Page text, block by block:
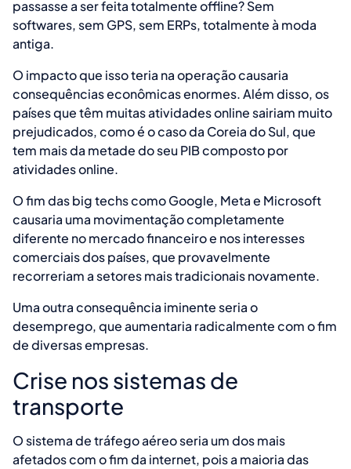
passasse a ser feita totalmente offline? Sem
softwares, sem GPS, sem ERPs, totalmente à moda
antiga.
O impacto que isso teria na operação causaria
consequências econômicas enormes. Além disso, os
países que têm muitas atividades online sairiam muito
prejudicados, como é o caso da Coreia do Sul, que
tem mais da metade do seu PIB composto por
atividades online.
O fim das big techs como Google, Meta e Microsoft
causaria uma movimentação completamente
diferente no mercado financeiro e nos interesses
comerciais dos países, que provavelmente
recorreriam a setores mais tradicionais novamente.
Uma outra consequência iminente seria o
desemprego, que aumentaria radicalmente com o fim
de diversas empresas.
Crise nos sistemas de
transporte
O sistema de tráfego aéreo seria um dos mais
afetados com o fim da internet, pois a maioria das